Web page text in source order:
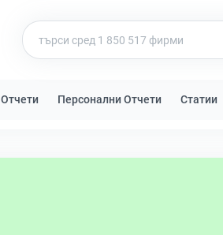
Персонални Отчети Статии